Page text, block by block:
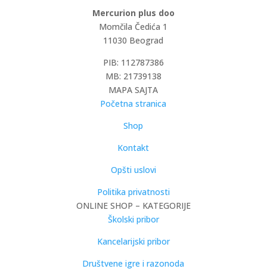
Mercurion plus doo
Momčila Čedića 1
11030 Beograd
PIB: 112787386
MB: 21739138
MAPA SAJTA
Početna stranica
Shop
Kontakt
Opšti uslovi
Politika privatnosti
ONLINE SHOP – KATEGORIJE
Školski pribor
Kancelarijski pribor
Društvene igre i razonoda